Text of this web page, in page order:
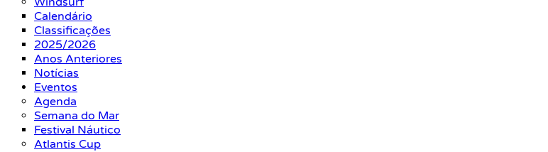
Calendário
Classificações
2025/2026
Anos Anteriores
Notícias
Eventos
Agenda
Semana do Mar
Festival Náutico
Atlantis Cup